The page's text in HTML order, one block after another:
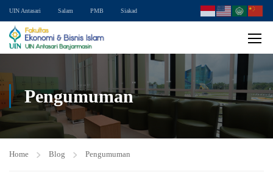
UIN Antasari Salam PMB Siakad
Pengumuman
Home Blog Pengumuman